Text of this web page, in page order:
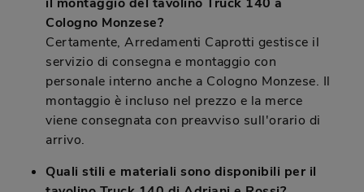
Cologno Monzese?
Certamente, Arredamenti Caprotti gestisce il
servizio di consegna e montaggio con
personale interno anche a Cologno Monzese. Il
montaggio è incluso nel prezzo e la merce
viene consegnata con preavviso sull'orario di
arrivo.
Quali stili e materiali sono disponibili per il